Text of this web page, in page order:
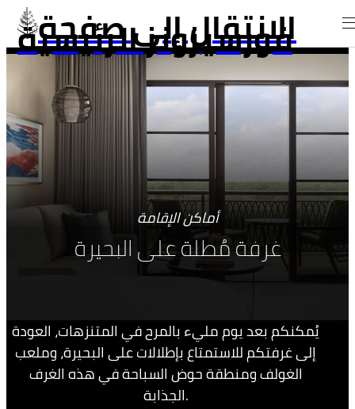
الانتقال إلى صفحة
فورسيزونز الرئيسية
أماكن الإقامة
غرفة مُطلة على البحيرة
يُمكنكم بعد يوم مليء بالمرح في المتنزهات، العودة
إلى غرفتكم للاستمتاع بإطلالات على البحيرة، وملعب
الغولف ومنطقة حوض السباحة في هذه الغرف
الجذابة.